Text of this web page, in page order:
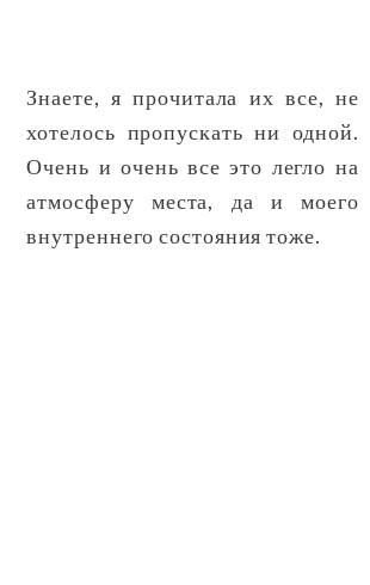
Знаете, я прочитала их все, не
хотелось пропускать ни одной.
Очень и очень все это легло на
атмосферу места, да и моего
внутреннего состояния тоже.